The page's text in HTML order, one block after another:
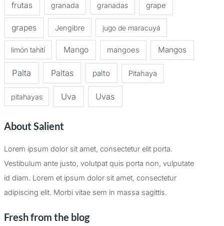
frutas granada granadas grape
grapes Jengibre jugo de maracuyá
limón tahití Mango mangoes Mangos
Palta Paltas palto Pitahaya
pitahayas Uva Uvas
About Salient
Lorem ipsum dolor sit amet, consectetur elit porta.
Vestibulum ante justo, volutpat quis porta non, vulputate
id diam. Lorem et ipsum dolor sit amet, consectetur
adipiscing elit. Morbi vitae sem in massa sagittis.
Fresh from the blog